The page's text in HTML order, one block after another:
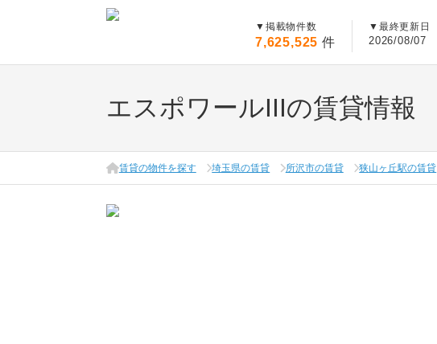
▼ 掲載物件数
7,625,525 件
▼ 最終更新日
2026/08/07
エスポワールIIIの賃貸情報
賃貸の物件を探す 埼玉県の賃貸 所沢市の賃貸 狭山ヶ丘駅の賃貸